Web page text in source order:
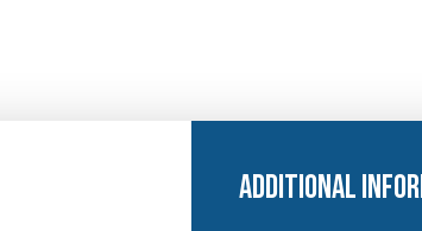
Additional